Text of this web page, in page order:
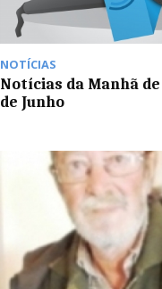
NOTÍCIAS
Notícias da Manhã de
de Junho